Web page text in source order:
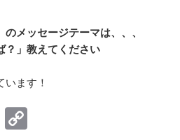
メッセージテーマは、、、
？」教えてください
ます！
T